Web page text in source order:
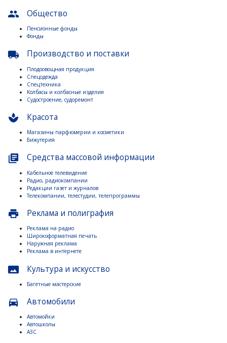
people Общество
Пенсионные фонды
Фонды
local_shipping Производство и поставки
Плодоовощная продукция
Спецодежда
Спецтехника
Колбасы и колбасные изделия
Судостроение, судоремонт
spa Красота
Магазины парфюмерии и косметики
Бижутерия
library_books Средства массовой информации
Кабельное телевидение
Радио, радиокомпании
Редакции газет и журналов
Телекомпании, телестудии, телепрограммы
print Реклама и полиграфия
Реклама на радио
Широкоформатная печать
Наружная реклама
Реклама в интернете
panorama Культура и искусство
Багетные мастерские
directions_car Автомобили
Автомойки
Автошколы
АЗС